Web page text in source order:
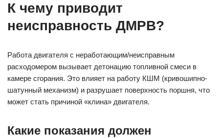
К чему приводит
неисправность ДМРВ?
Работа двигателя с неработающим/неисправным
расходомером вызывает детонацию топливной смеси в
камере сгорания. Это влияет на работу КШМ (кривошипно-
шатунный механизм) и разрушает поверхность поршня, что
может стать причиной «клина» двигателя.
Какие показания должен